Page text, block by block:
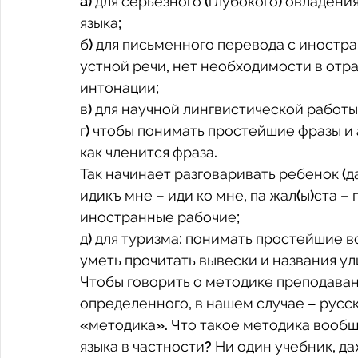
языка;
б) для письменного перевода с
устной речи, нет необходимости в
интонации;
в) для научной лингвистической
г) чтобы понимать простейшие фразы
как членится фраза.
Так начинает разговаривать ребенок
идикъ мне – иди ко мне, па жал(ы)ста –
иностранные рабочие;
д) для туризма: понимать простейшие
уметь прочитать вывески и названия
Чтобы говорить о методике
определенного, в нашем случае –
«методика». Что такое методика
языка в частности? Ни один учебник,